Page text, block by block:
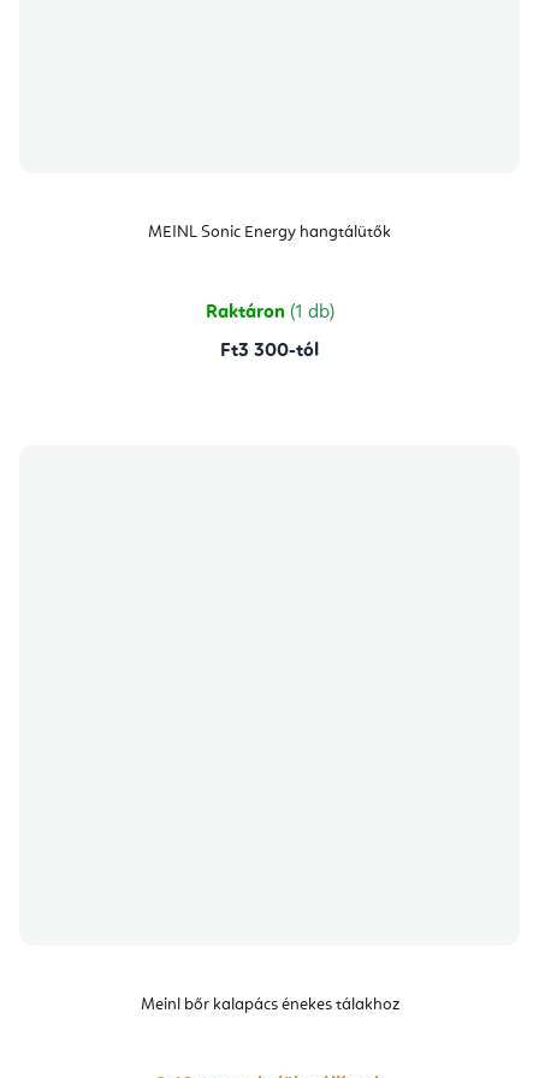
MEINL Sonic Energy hangtálütők
Raktáron (1 db)
Ft3 300-tól
Meinl bőr kalapács énekes tálakhoz